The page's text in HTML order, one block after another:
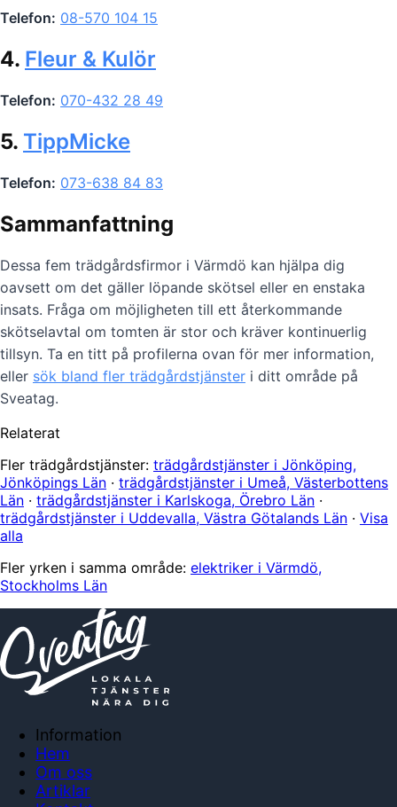
Telefon: 08-570 104 15
4. Fleur & Kulör
Telefon: 070-432 28 49
5. TippMicke
Telefon: 073-638 84 83
Sammanfattning
Dessa fem trädgårdsfirmor i Värmdö kan hjälpa dig
oavsett om det gäller löpande skötsel eller en enstaka
insats. Fråga om möjligheten till ett återkommande
skötselavtal om tomten är stor och kräver kontinuerlig
tillsyn. Ta en titt på profilerna ovan för mer information,
eller sök bland fler trädgårdstjänster i ditt område på
Sveatag.
Relaterat
Fler trädgårdstjänster: trädgårdstjänster i Jönköping,
Jönköpings Län · trädgårdstjänster i Umeå, Västerbottens
Län · trädgårdstjänster i Karlskoga, Örebro Län ·
trädgårdstjänster i Uddevalla, Västra Götalands Län · Visa
alla
Fler yrken i samma område: elektriker i Värmdö,
Stockholms Län
Information
Hem
Om oss
Artiklar